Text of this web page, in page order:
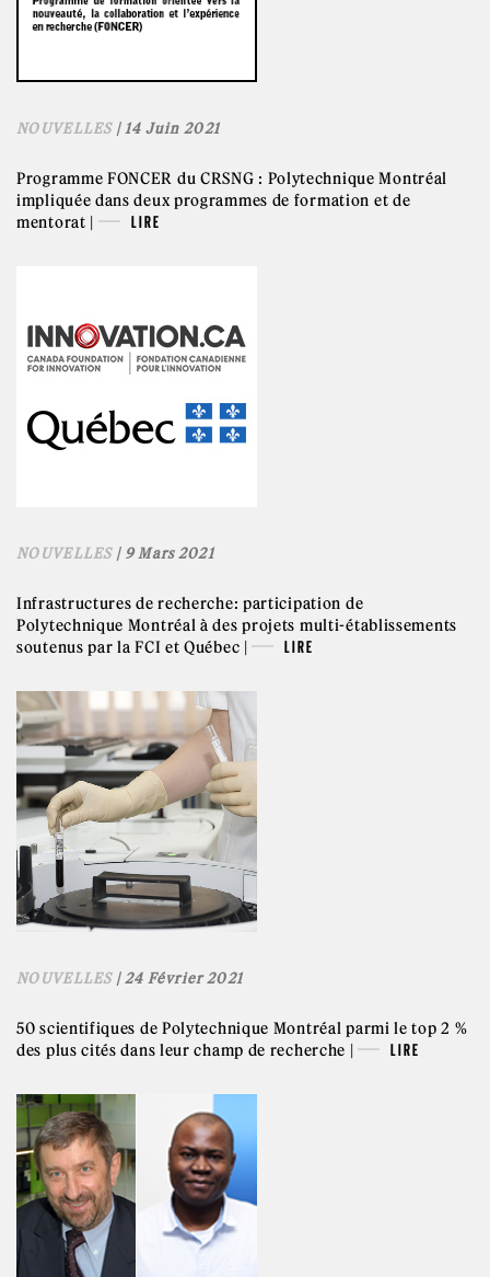
NOUVELLES| 14 Juin 2021
Programme FONCER du CRSNG : Polytechnique Montréal
impliquée dans deux programmes de formation et de
mentorat |
LIRE
NOUVELLES| 9 Mars 2021
Infrastructures de recherche: participation de
Polytechnique Montréal à des projets multi-établissements
soutenus par la FCI et Québec |
LIRE
NOUVELLES| 24 Février 2021
50 scientifiques de Polytechnique Montréal parmi le top 2 %
des plus cités dans leur champ de recherche |
LIRE